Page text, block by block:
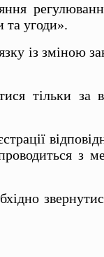
та угоди».
із зміною
тільки за